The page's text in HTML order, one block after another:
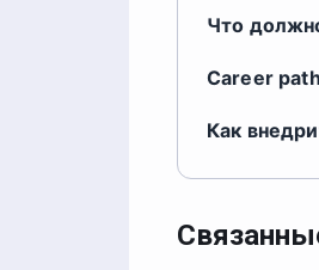
Что
Career
Как